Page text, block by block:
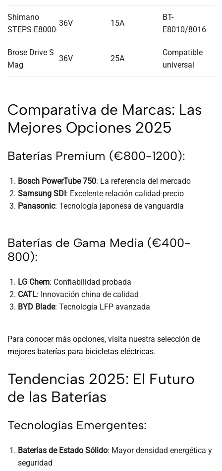
Shimano
STEPS E8000
36V 15A
BT-
E8010/8016
Brose Drive S
Mag
36V 25A
Compatible
universal
Comparativa de Marcas: Las
Mejores Opciones 2025
Baterías Premium (€800-1200):
Bosch PowerTube 750: La referencia del mercado
Samsung SDI : Excelente relación calidad-precio
Panasonic: Tecnología japonesa de vanguardia
Baterías de Gama Media (€400-
800):
LG Chem: Confiabilidad probada
CATL: Innovación china de calidad
BYD Blade: Tecnología LFP avanzada
Para conocer más opciones, visita nuestra selección de
mejores baterías para bicicletas eléctricas.
Tendencias 2025: El Futuro
de las Baterías
Tecnologías Emergentes:
Baterías de Estado Sólido: Mayor densidad energética y
seguridad